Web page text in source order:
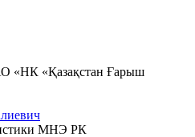
«НК «Қазақстан Ғарыш
МНЭ РК